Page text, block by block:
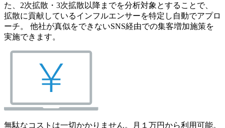
た、2次拡散・3次拡散以降までを分析対象とすることで、
拡散に貢献しているインフルエンサーを特定し自動でアプロ
ーチ。 他社が真似をできないSNS経由での集客増加施策を
実施できます。
無駄なコストは一切かかりません。月１万円から利用可能。